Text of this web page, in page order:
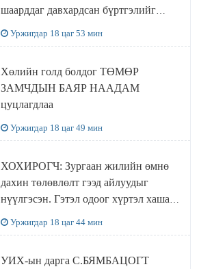
шаарддаг давхардсан бүртгэлийг
Уржигдар 18 цаг 53 мин
Хөлийн голд болдог ТӨМӨР
ЗАМЧДЫН БАЯР НААДАМ
цуцлагдлаа
Уржигдар 18 цаг 49 мин
ХОХИРОГЧ: Зургаан жилийн өмнө
дахин төлөвлөлт гээд айлуудыг
нүүлгэсэн. Гэтэл одоог хүртэл хашаа
Уржигдар 18 цаг 44 мин
УИХ-ын дарга С.БЯМБАЦОГТ